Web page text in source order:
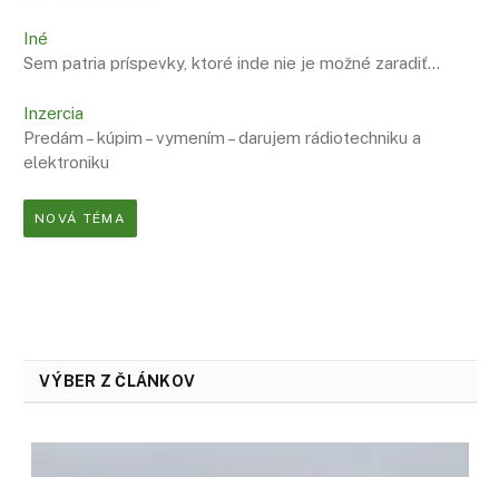
Iné
Sem patria príspevky, ktoré inde nie je možné zaradiť…
Inzercia
Predám – kúpim – vymením – darujem rádiotechniku a
elektroniku
NOVÁ TÉMA
VÝBER Z ČLÁNKOV